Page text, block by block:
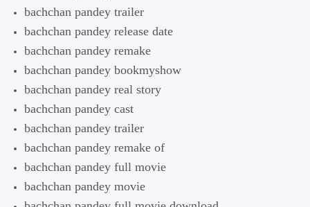
bachchan pandey trailer
bachchan pandey release date
bachchan pandey remake
bachchan pandey bookmyshow
bachchan pandey real story
bachchan pandey cast
bachchan pandey trailer
bachchan pandey remake of
bachchan pandey full movie
bachchan pandey movie